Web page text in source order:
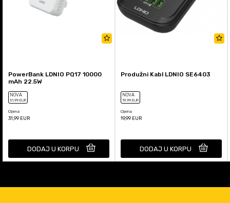
PowerBank LDNIO PQ17 10000
mAh 22.5W
NOVA
31,99 EUR
Cijena
31,99 EUR
DODAJ U KORPU
Produžni Kabl LDNIO SE6403
NOVA
19,99 EUR
Cijena
19,99 EUR
DODAJ U KORPU